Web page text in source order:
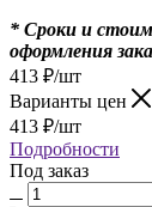
* Сроки и
оформления
413 ₽/шт
Варианты цен
413 ₽/шт
Подробности
Под заказ